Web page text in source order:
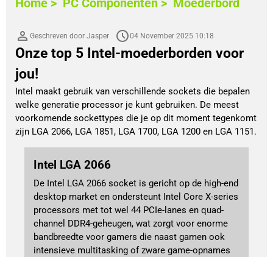
Geschreven door Jasper 04 November 2025 10:18
Onze top 5 Intel-moederborden voor
jou!
Intel maakt gebruik van verschillende sockets die bepalen
welke generatie processor je kunt gebruiken. De meest
voorkomende sockettypes die je op dit moment tegenkomt
zijn LGA 2066, LGA 1851, LGA 1700, LGA 1200 en LGA 1151.
Intel LGA 2066
De Intel LGA 2066 socket is gericht op de high-end
desktop market en ondersteunt Intel Core X-series
processors met tot wel 44 PCIe-lanes en quad-
channel DDR4-geheugen, wat zorgt voor enorme
bandbreedte voor gamers die naast gamen ook
intensieve multitasking of zware game-opnames